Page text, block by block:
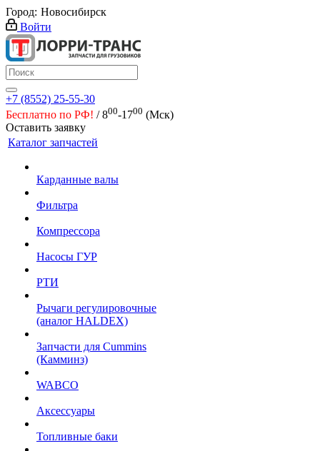
Город: Новосибирск
Войти
+7 (8552) 25-55-30
Бесплатно по РФ! / 800-1700 (Мск)
Оставить заявку
Каталог запчастей
Карданные валы
Фильтра
Компрессора
Насосы ГУР
РТИ
Рычаги регулировочные
(аналог HALDEX)
Запчасти для Cummins
(Камминз)
WABCO
Аксессуары
Топливные баки